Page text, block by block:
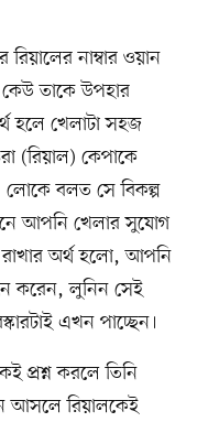
নাম্বার ওয়ান
কেউ তাকে উপহার
হলে খেলাটা সহজ
(রিয়াল) কেপাকে
বলত সে বিকল্প
আপনি খেলার সুযোগ
অর্থ হলো, আপনি
করেন, লুনিন সেই
এখন পাচ্ছেন।
প্রশ্ন করলে তিনি
আসলে রিয়ালকেই